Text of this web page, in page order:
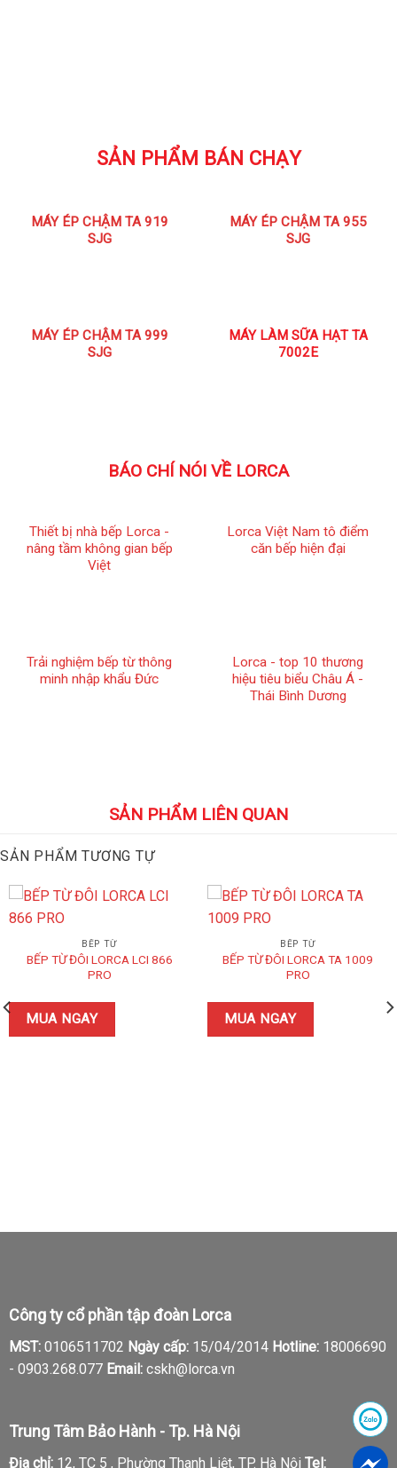
SẢN PHẨM BÁN CHẠY
MÁY ÉP CHẬM TA 919
SJG
MÁY ÉP CHẬM TA 955
SJG
MÁY ÉP CHẬM TA 999
SJG
MÁY LÀM SỮA HẠT TA
7002E
BÁO CHÍ NÓI VỀ LORCA
Thiết bị nhà bếp Lorca -
nâng tầm không gian bếp
Việt
Lorca Việt Nam tô điểm
căn bếp hiện đại
Trải nghiệm bếp từ thông
minh nhập khẩu Đức
Lorca - top 10 thương
hiệu tiêu biểu Châu Á -
Thái Bình Dương
SẢN PHẨM LIÊN QUAN
SẢN PHẨM TƯƠNG TỰ
BẾP TỪ
BẾP TỪ ĐÔI LORCA LCI 866
PRO
MUA NGAY
BẾP TỪ
BẾP TỪ ĐÔI LORCA TA 1009
PRO
MUA NGAY
Công ty cổ phần tập đoàn Lorca
MST:0106511702 Ngày cấp:15/04/2014 Hotline:18006690
- 0903.268.077 Email:cskh@lorca.vn
Trung Tâm Bảo Hành - Tp. Hà Nội
Địa chỉ:12, TC 5 , Phường Thanh Liệt, TP. Hà Nội Tel: